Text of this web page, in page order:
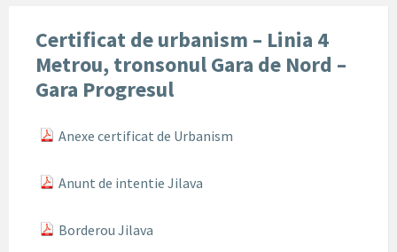
Certificat de urbanism – Linia 4
Metrou, tronsonul Gara de Nord –
Gara Progresul
Anexe certificat de Urbanism
Anunt de intentie Jilava
Borderou Jilava